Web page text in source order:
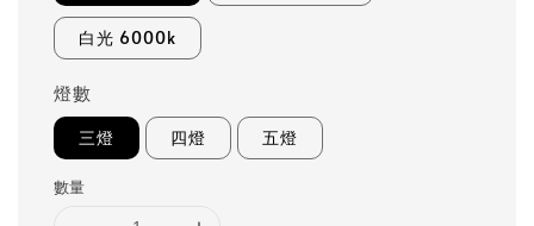
白光 6000k
燈數
三燈 四燈 五燈
數量